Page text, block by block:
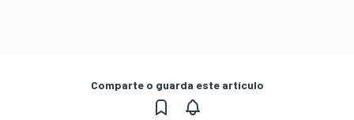
Comparte o guarda este artículo